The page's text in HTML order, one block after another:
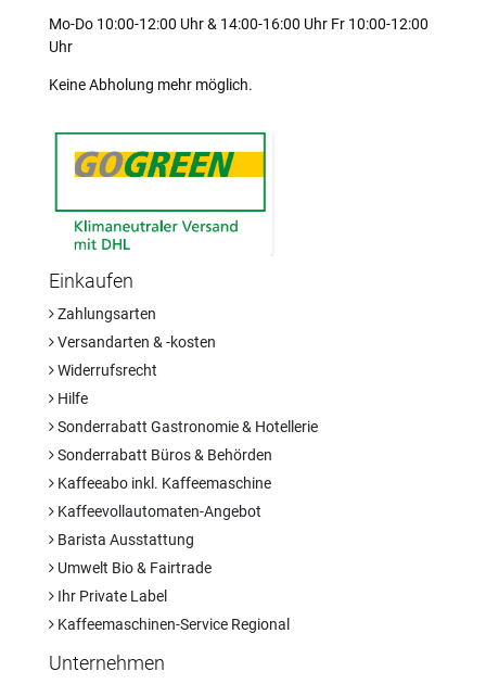
Mo-Do 10:00-12:00 Uhr & 14:00-16:00 Uhr Fr 10:00-12:00
Uhr
Keine Abholung mehr möglich.
Einkaufen
Zahlungsarten
Versandarten & -kosten
Widerrufsrecht
Hilfe
Sonderrabatt Gastronomie & Hotellerie
Sonderrabatt Büros & Behörden
Kaffeeabo inkl. Kaffeemaschine
Kaffeevollautomaten-Angebot
Barista Ausstattung
Umwelt Bio & Fairtrade
Ihr Private Label
Kaffeemaschinen-Service Regional
Unternehmen